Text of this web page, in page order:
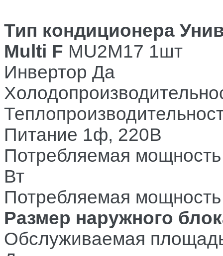
Тип кондиционера
Multi F MU2M17 1шт
Инвертор Да
Питание 1ф, 220В
Потребляемая
Вт
Потребляемая
Размер наружного
Обслуживаемая